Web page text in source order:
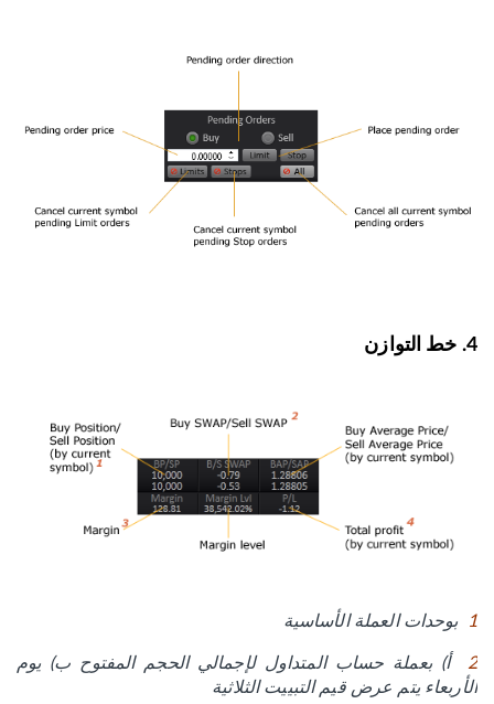
4. خط التوازن
1 بوحدات العملة الأساسية
2 أ) بعملة حساب المتداول لإجمالي الحجم المفتوح ب) يوم
الأربعاء يتم عرض قيم التبييت الثلاثية